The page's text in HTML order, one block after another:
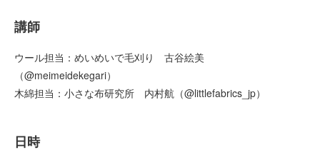
講師
ウール担当：めいめいで毛刈り 古谷絵美
（@meimeidekegari）
木綿担当：小さな布研究所 内村航（​@littlefabrics_jp）
日時